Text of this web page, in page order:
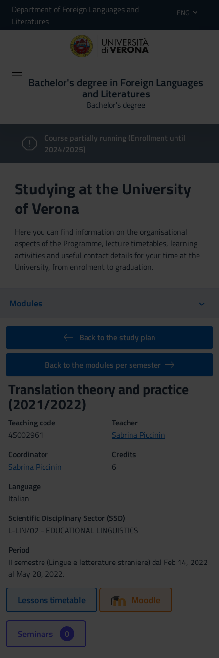
Department of Foreign Languages and
Literatures
ENG
Bachelor's degree in Foreign Languages
and Literatures
Bachelor's degree
Course partially running (Enrollment until
2024/2025)
Studying at the University
of Verona
Here you can find information on the organisational
aspects of the Programme, lecture timetables, learning
activities and useful contact details for your time at the
University, from enrolment to graduation.
Modules
Back to the study plan
Back to the modules per semester
Translation theory and practice
(2021/2022)
Teaching code
4S002961
Teacher
Sabrina Piccinin
Coordinator
Sabrina Piccinin
Credits
6
Language
Italian
Scientific Disciplinary Sector (SSD)
L-LIN/02 - EDUCATIONAL LINGUISTICS
Period
II semestre (Lingue e letterature straniere) dal Feb 14, 2022
al May 28, 2022.
Lessons timetable Moodle
Seminars 0